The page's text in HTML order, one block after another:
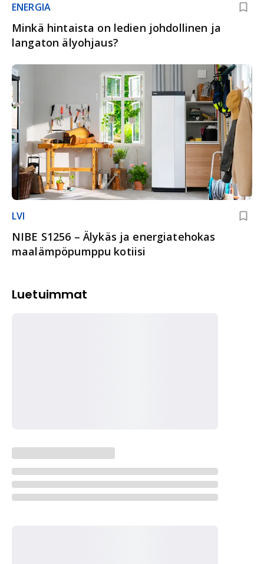
ENERGIA
Minkä hintaista on ledien johdollinen ja
langaton älyohjaus?
LVI
NIBE S1256 – Älykäs ja energiatehokas
maalämpöpumppu kotiisi
Luetuimmat